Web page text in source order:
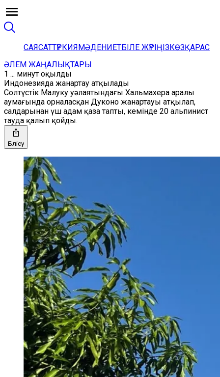
САЯСАТТҮРКИЯМӘДЕНИЕТБІЛЕ ЖҮРІҢІЗКӨЗҚАРАС
ӘЛЕМ ЖАҢАЛЫҚТАРЫ
1 ... минут оқылды
Индонезияда жанартау атқылады
Солтүстік Малуку уәлаятындағы Хальмахера аралы
аумағында орналасқан Дуконо жанартауы атқылап,
салдарынан үш адам қаза тапты, кемінде 20 альпинист
тауда қалып қойды.
Бөлісу